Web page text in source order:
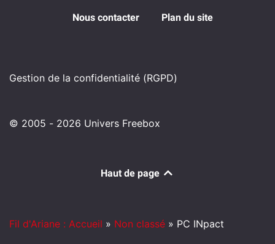
Nous contacter Plan du site
Gestion de la confidentialité (RGPD)
© 2005 - 2026 Univers Freebox
Haut de page
Fil d'Ariane : Accueil » Non classé » PC INpact